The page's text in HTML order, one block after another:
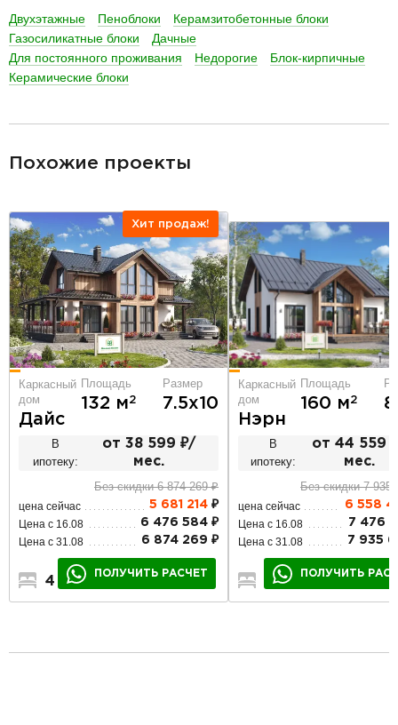
Двухэтажные Пеноблоки
Керамзитобетонные блоки
Газосиликатные блоки
Дачные
Для постоянного проживания
Недорогие
Блок-кирпичные
Керамические блоки
Похожие проекты
Хит продаж!
Каркасный
дом
Дайс
Площадь
132 м2
Размер
7.5х10
В
ипотеку:
от 38 599 ₽/
мес.
Без скидки 6 874 269 ₽
цена сейчас 5 681 214 ₽
Цена с 16.08 6 476 584 ₽
Цена с 31.08 6 874 269 ₽
4
ПОЛУЧИТЬ РАСЧЕТ
Каркасный
дом
Нэрн
Площадь
160 м2
В
ипотеку:
от 44 559
мес.
Без скидки 7 935
цена сейчас 6 558
Цена с 16.08 7 476
Цена с 31.08 7 935
3
ПОЛУЧИТЬ